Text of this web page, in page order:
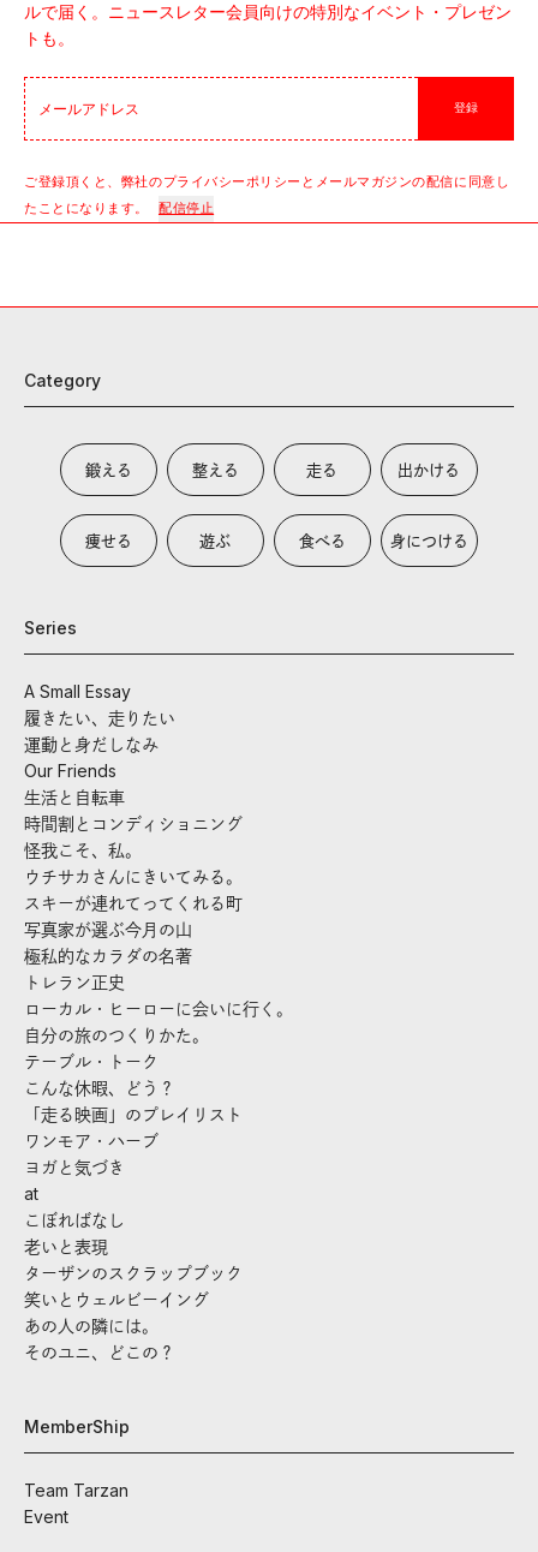
ルで届く。ニュースレター会員向けの特別なイベント・プレゼン
トも。
登録
ご登録頂くと、弊社のプライバシーポリシーとメールマガジンの配信に同意し
たことになります。
配信停止
Category
鍛える 整える 走る 出かける
痩せる 遊ぶ 食べる 身につける
Series
A Small Essay
履きたい、走りたい
運動と身だしなみ
Our Friends
生活と自転車
時間割とコンディショニング
怪我こそ、私。
ウチサカさんにきいてみる。
スキーが連れてってくれる町
写真家が選ぶ今月の山
極私的なカラダの名著
トレラン正史
ローカル・ヒーローに会いに行く。
自分の旅のつくりかた。
テーブル・トーク
こんな休暇、どう？
「走る映画」のプレイリスト
ワンモア・ハーブ
ヨガと気づき
at
こぼればなし
老いと表現
ターザンのスクラップブック
笑いとウェルビーイング
あの人の隣には。
そのユニ、どこの？
MemberShip
Team Tarzan
Event